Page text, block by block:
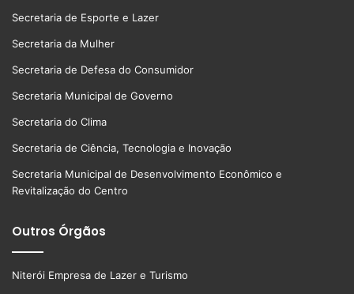
Secretaria de Esporte e Lazer
Secretaria da Mulher
Secretaria de Defesa do Consumidor
Secretaria Municipal de Governo
Secretaria do Clima
Secretaria de Ciência, Tecnologia e Inovação
Secretaria Municipal de Desenvolvimento Econômico e
Revitalização do Centro
Outros Órgãos
Niterói Empresa de Lazer e Turismo